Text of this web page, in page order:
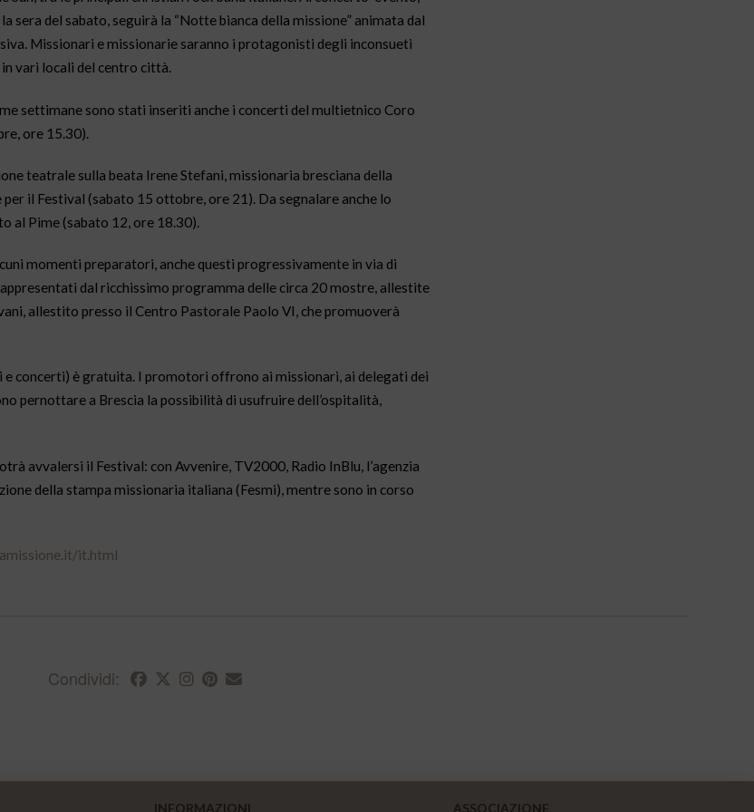
sera del sabato, seguirà la “Notte bianca della missione” animata dal
Missionari e missionarie saranno i protagonisti degli inconsueti
vari locali del centro città.
settimane sono stati inseriti anche i concerti del multietnico Coro
ore 15.30).
teatrale sulla beata Irene Stefani, missionaria bresciana della
il Festival (sabato 15 ottobre, ore 21). Da segnalare anche lo
al Pime (sabato 12, ore 18.30).
momenti preparatori, anche questi progressivamente in via di
dal ricchissimo programma delle circa 20 mostre, allestite
allestito presso il Centro Pastorale Paolo VI, che promuoverà
concerti) è gratuita. I promotori offrono ai missionari, ai delegati dei
pernottare a Brescia la possibilità di usufruire dell’ospitalità,
avvalersi il Festival: con Avvenire, TV2000, Radio InBlu, l’agenzia
della stampa missionaria italiana (Fesmi), mentre sono in corso
it.html
Condividi:
INFORMAZIONI ASSOCIAZIONE